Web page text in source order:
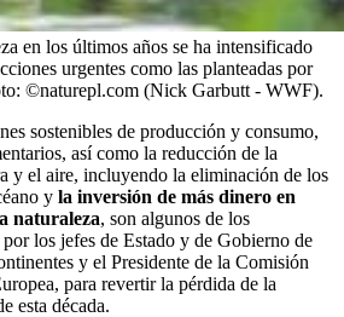
en los últimos años se ha intensificado
urgentes como las planteadas por
©naturepl.com (Nick Garbutt - WWF).
sostenibles de producción y consumo,
así como la reducción de la
y el aire, incluyendo la eliminación de los
y la inversión de más dinero en
naturaleza, son algunos de los
los jefes de Estado y de Gobierno de
y el Presidente de la Comisión
para revertir la pérdida de la
esta década.